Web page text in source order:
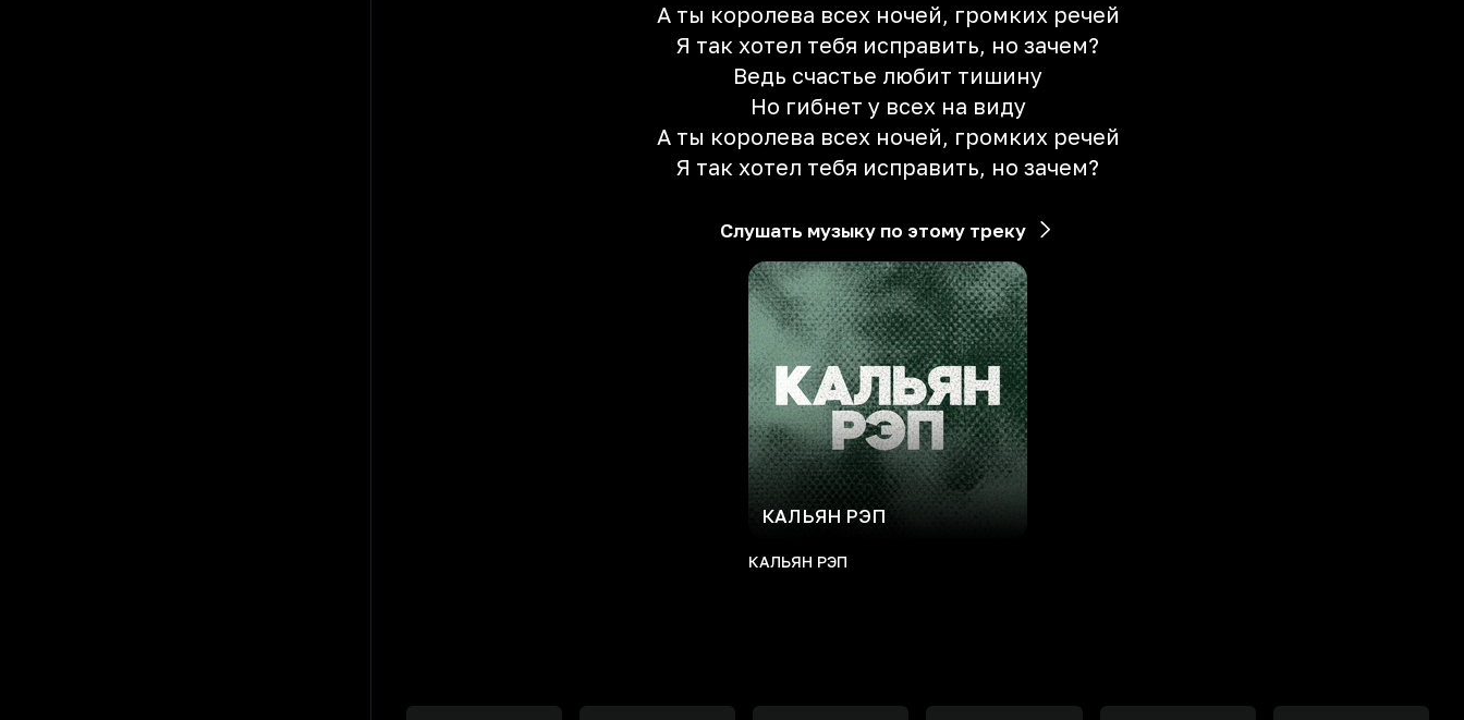
А ты королева всех ночей, громких речей
Я так хотел тебя исправить, но зачем?
Ведь счастье любит тишину
Но гибнет у всех на виду
А ты королева всех ночей, громких речей
Я так хотел тебя исправить, но зачем?
Слушать музыку по этому треку
КАЛЬЯН РЭП
КАЛЬЯН РЭП